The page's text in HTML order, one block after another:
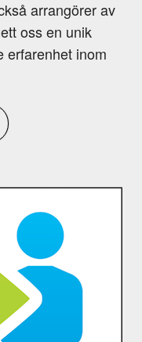
arrangörer av
oss en unik
erfarenhet inom